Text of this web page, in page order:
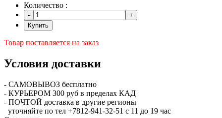
Количество :
Купить
Товар поставляется на заказ
Условия доставки
- САМОВЫВОЗ бесплатно
- КУРЬЕРОМ 300 руб в пределах КАД
- ПОЧТОЙ доставка в другие регионы
уточняйте по тел +7812-941-32-51 с 11 до 19 час